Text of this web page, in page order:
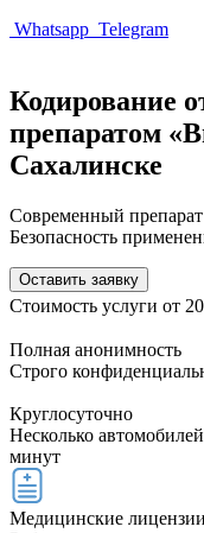
Whatsapp Telegram
Кодирование
препаратом
Сахалинске
Современный
Безопасность
Оставить заявку
Стоимость услуги от
Полная анонимность
Строго
Круглосуточно
Несколько
минут
Медицинские лицензии